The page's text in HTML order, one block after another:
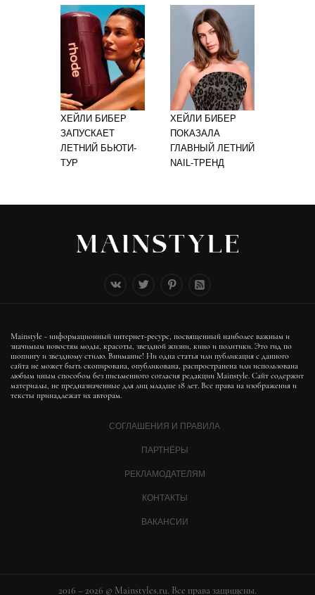
ХЕЙЛИ БИБЕР
ЗАПУСКАЕТ
ЛЕТНИЙ БЬЮТИ-
ТУР
ХЕЙЛИ БИБЕР
ПОКАЗАЛА
ГЛАВНЫЙ ЛЕТНИЙ
NAIL-ТРЕНД
Mainstyle - информационный интернет-ресурс, посвященный наиболее важным и
значимым новостям моды, красоты, звездной жизни, кино и политики. Это гид по
шопингу и звездному стилю. Внимание! Ни одна статья или публикация с данного
сайта не может быть скопирована, опубликована, распространена или использована
любым иным способом без письменного согласия редакции Mainstyle. Сайт содержит
материалы, не предназначенные для лиц младше 18 лет. Все права на изображения и
тексты принадлежат их авторам.
СОГЛАШЕНИЯ И ПРАВИЛА
ПАРТНЁРЫ
РЕКЛАМОДАТЕЛЯМ
КОНТАКТЫ
ВАКАНСИИ
2016 – 2026 © Mainstyles.ru. Все права защищены.